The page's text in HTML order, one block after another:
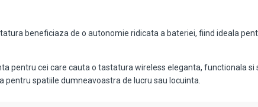
beneficiaza de o autonomie ridicata a bateriei, fiind ideala
pentru cei care cauta o tastatura wireless eleganta, functionala
spatiile dumneavoastra de lucru sau locuinta.